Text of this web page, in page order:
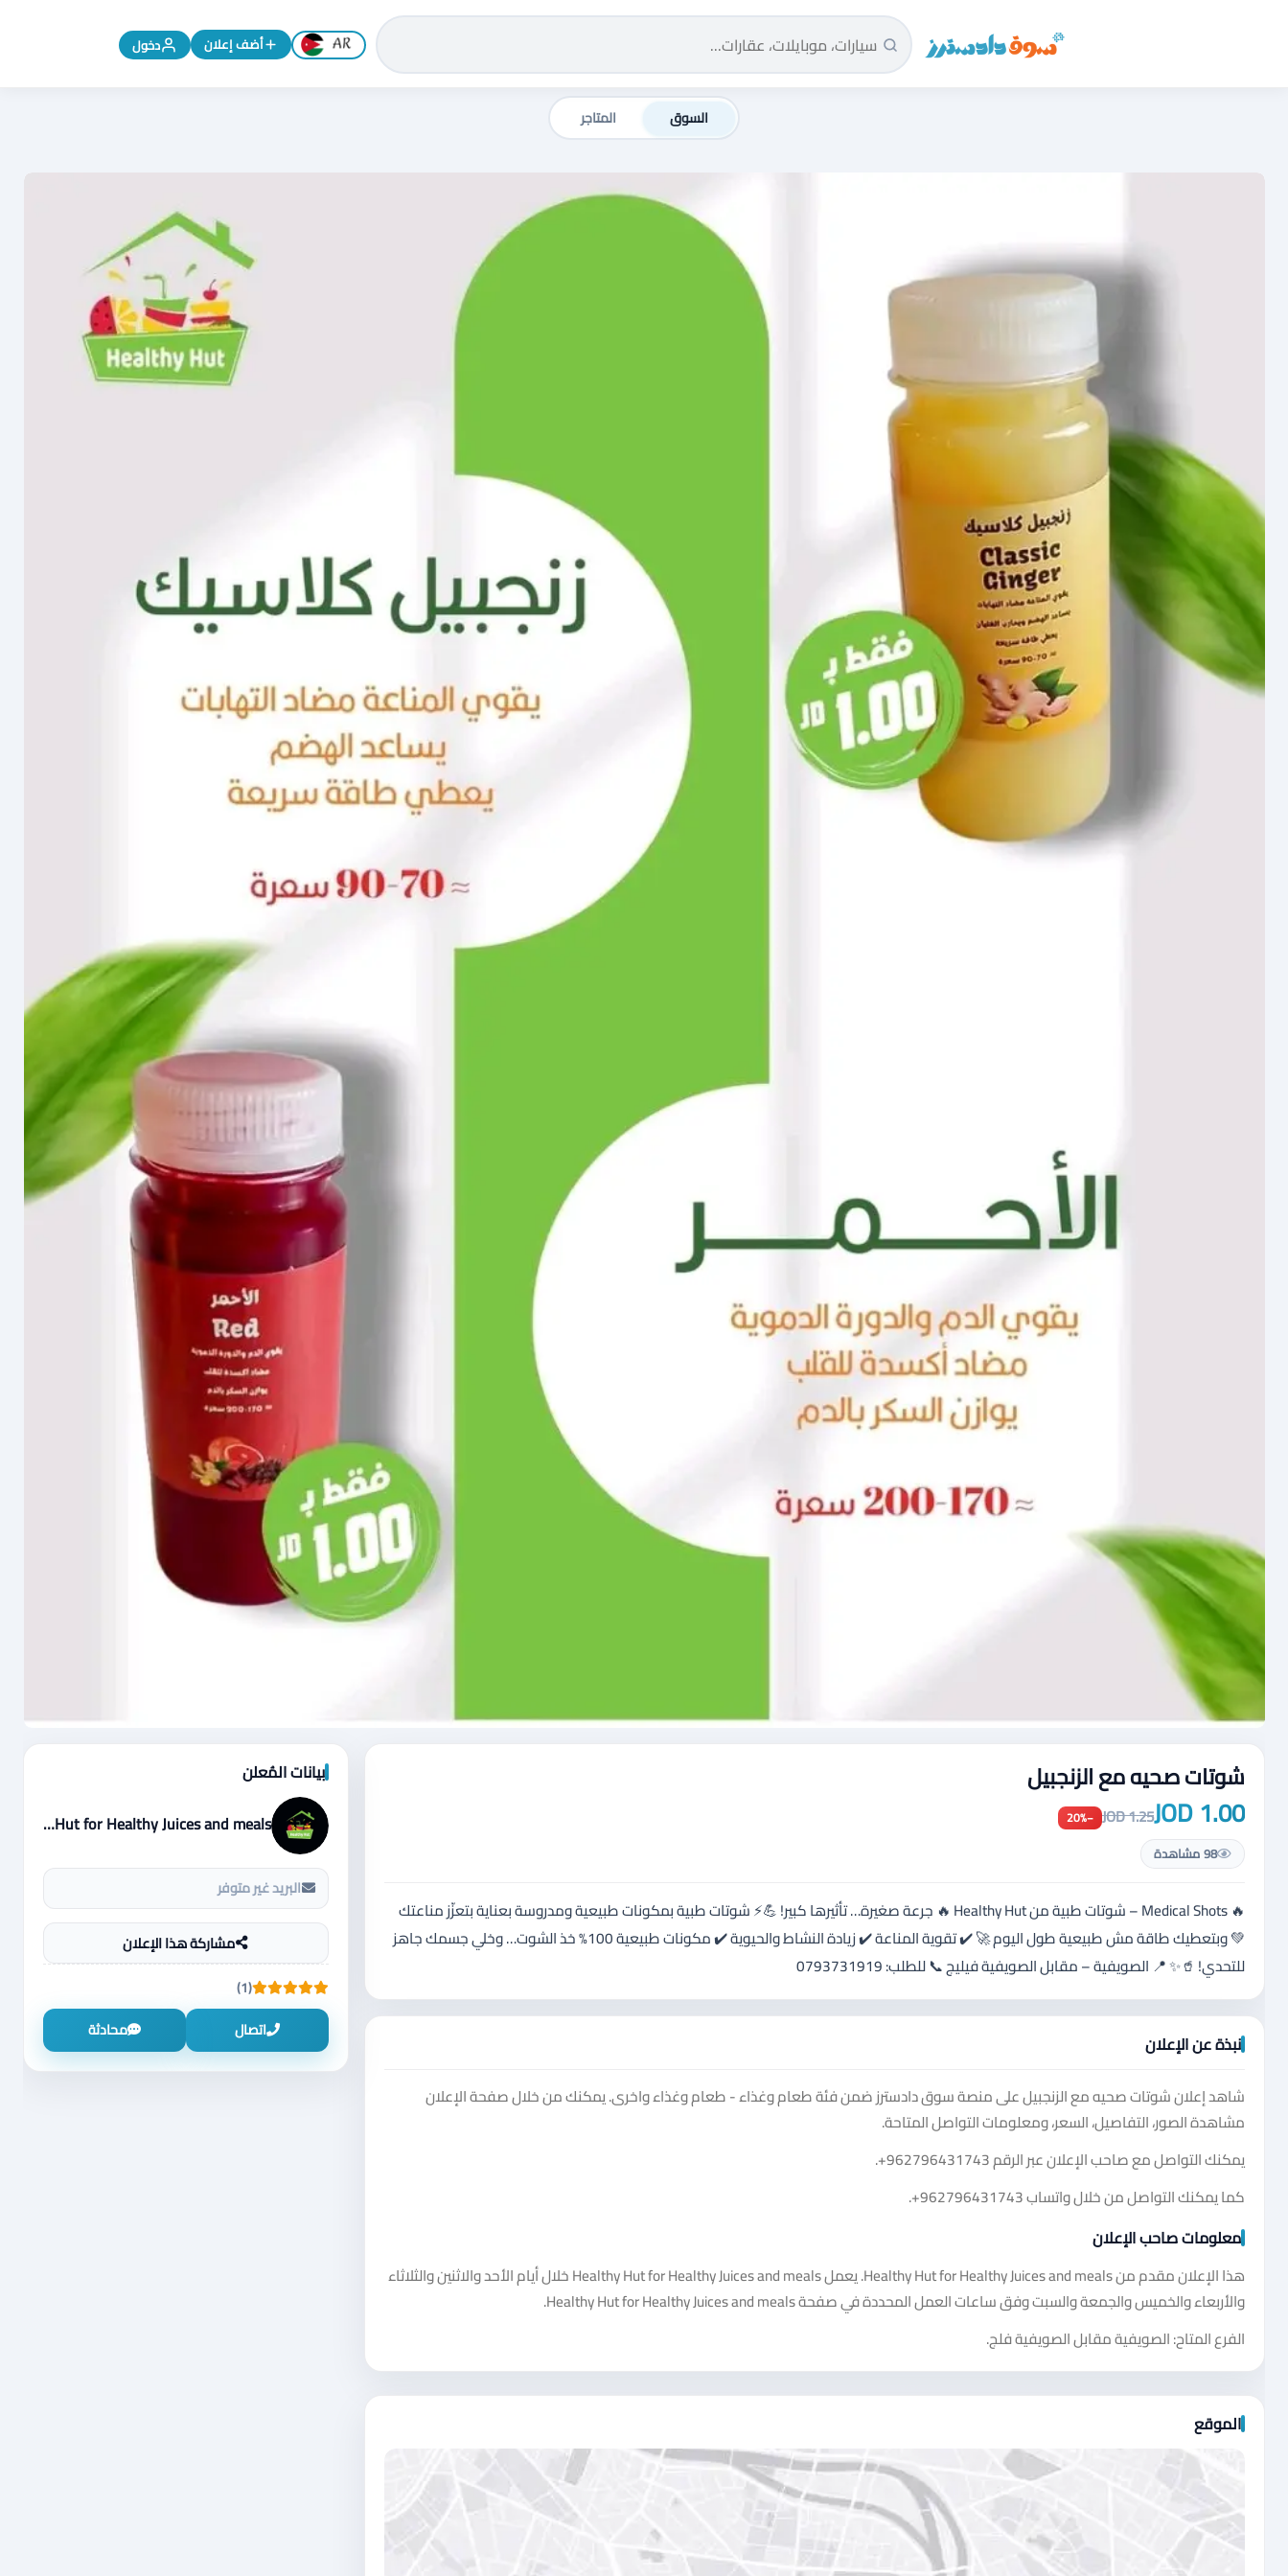
سوق دادسترز الرئيسية تغيير اللغة إلى الإنجليزية
أضف إعلان دخول
السوق المتاجر
شوتات صحيه مع الزنجبيل
1.00 JOD
1.25 JOD
−20%
98 مشاهدة
🔥 Medical Shots – شوتات طبية من Healthy Hut 🔥 جرعة صغيرة… تأثيرها كبير! 💪⚡ شوتات طبية بمكونات طبيعية ومدروسة بعناية بتعزّز مناعتك
💚 وبتعطيك طاقة مش طبيعية طول اليوم 🚀 ✔️ تقوية المناعة ✔️ زيادة النشاط والحيوية ✔️ مكونات طبيعية 100% خذ الشوت… وخلي جسمك جاهز
للتحدي! 🥤✨ 📍 الصويفية – مقابل الصويفية فيليج 📞 للطلب: 0793731919
نبذة عن الإعلان
شاهد إعلان شوتات صحيه مع الزنجبيل على منصة سوق دادسترز ضمن فئة طعام وغذاء - طعام وغذاء واخرى. يمكنك من خلال صفحة الإعلان
مشاهدة الصور، التفاصيل، السعر، ومعلومات التواصل المتاحة.
يمكنك التواصل مع صاحب الإعلان عبر الرقم+962796431743
.
كما يمكنك التواصل من خلال واتساب+962796431743
.
معلومات صاحب الإعلان
هذا الإعلان مقدم من Healthy Hut for Healthy Juices and meals. يعمل Healthy Hut for Healthy Juices and meals خلال أيام الأحد والاثنين والثلاثاء
والأربعاء والخميس والجمعة والسبت وفق ساعات العمل المحددة في صفحة Healthy Hut for Healthy Juices and meals.
الفرع المتاح: الصويفية مقابل الصويفية فلج.
الموقع
بيانات المُعلن
Healthy Hut for Healthy Juices and meals
البريد غير متوفر
مشاركة هذا الإعلان
(1)
اتصال
محادثة